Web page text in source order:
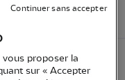
2023 un
proposer la
sur « Accepter
Continuer sans accepter